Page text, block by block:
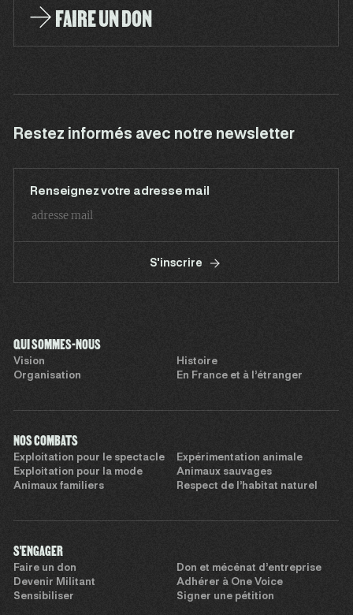
FAIRE UN DON
Restez informés avec notre newsletter
Renseignez votre adresse mail
S'inscrire
QUI SOMMES-NOUS
Vision
Histoire
Organisation
En France et à l’étranger
NOS COMBATS
Exploitation pour le spectacle
Expérimentation animale
Exploitation pour la mode
Animaux sauvages
Animaux familiers
Respect de l’habitat naturel
S'ENGAGER
Faire un don
Don et mécénat d’entreprise
Devenir Militant
Adhérer à One Voice
Sensibiliser
Signer une pétition